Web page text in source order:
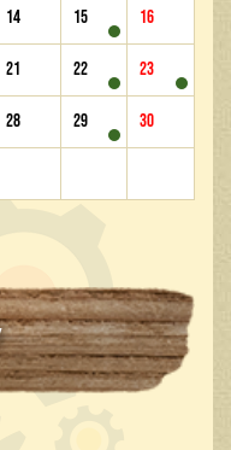
14 15 16
21 22 23
28 29 30